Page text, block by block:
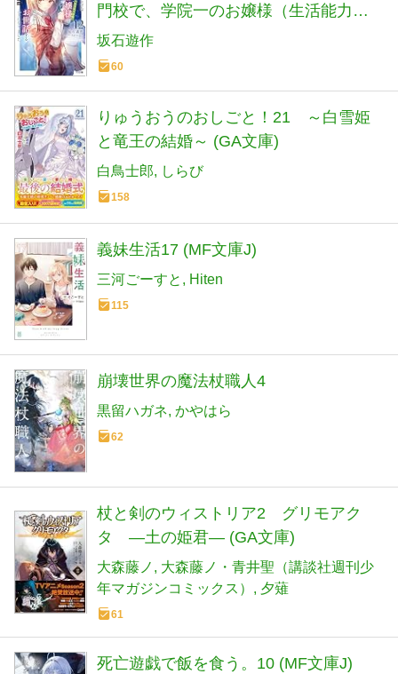
門校で、学院一のお嬢様（生活能力皆
無）を陰ながらお世話することになり
ました (HJ文庫 さ 07-03-12)
坂石遊作
60
りゅうおうのおしごと！21 ～白雪姫
と竜王の結婚～ (GA文庫)
白鳥士郎 しらび
158
義妹生活17 (MF文庫J)
三河ごーすと Hiten
115
崩壊世界の魔法杖職人4
黒留ハガネ かやはら
62
杖と剣のウィストリア2 グリモアク
タ ―土の姫君― (GA文庫)
大森藤ノ
大森藤ノ・青井聖（講談社週刊少
年マガジンコミックス）
夕薙
61
死亡遊戯で飯を食う。10 (MF文庫J)